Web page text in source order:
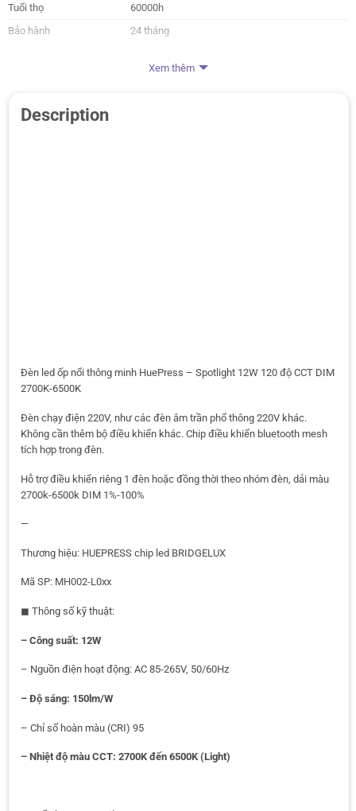
Tuổi thọ
60000h
Bảo hành
24 tháng
Xem thêm
Description
Đèn led ốp nổi thông minh HuePress – Spotlight 12W 120 độ CCT DIM
2700K-6500K
Đèn chạy điện 220V, như các đèn âm trần phổ thông 220V khác.
Không cần thêm bộ điều khiển khác. Chip điều khiển bluetooth mesh
tích hợp trong đèn.
Hỗ trợ điều khiển riêng 1 đèn hoặc đồng thời theo nhóm đèn, dải màu
2700k-6500k DIM 1%-100%
—
Thương hiệu: HUEPRESS chip led BRIDGELUX
Mã SP: MH002-L0xx
◼ Thông số kỹ thuật:
– Công suất: 12W
– Nguồn điện hoạt động: AC 85-265V, 50/60Hz
– Độ sáng: 150lm/W
– Chỉ số hoàn màu (CRI) 95
– Nhiệt độ màu CCT: 2700K đến 6500K (Light)